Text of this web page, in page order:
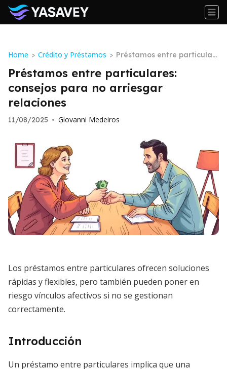
Home > Crédito y Préstamos > Préstamos entre particular
es: consejos para no arriesg
ar relaciones
Préstamos entre particulares:
consejos para no arriesgar
relaciones
11/08/2025 • Giovanni Medeiros
Los préstamos entre particulares ofrecen soluciones
rápidas y flexibles, pero también pueden poner en
riesgo vínculos afectivos si no se gestionan
correctamente.
Introducción
Un préstamo entre particulares implica que una